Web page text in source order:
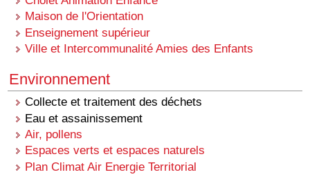
Maison de l'Orientation
Enseignement supérieur
Ville et Intercommunalité Amies des Enfants
Environnement
Collecte et traitement des déchets
Eau et assainissement
Air, pollens
Espaces verts et espaces naturels
Plan Climat Air Energie Territorial